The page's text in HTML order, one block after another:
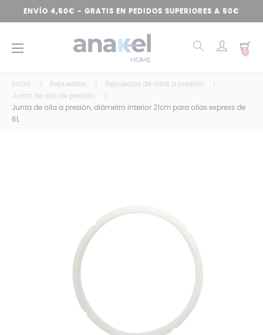
ENVÍO 4,50€ - GRATIS EN PEDIDOS SUPERIORES A 50€
Navegación
☰ 0
Inicio Repuestos
Repuestos de ollas a presión
Junta de olla de presión
Junta de olla a presión, diámetro interior 21cm para ollas express de
6L